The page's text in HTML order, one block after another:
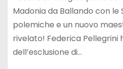
Madonia da Ballando con le
polemiche e un nuovo
rivelato! Federica
dell’esclusione di…